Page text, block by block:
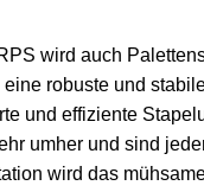
wird auch
robuste und
und effiziente
umher und sind
wird das